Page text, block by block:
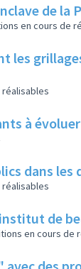
de la
en cours de
les
à
dans
de
en cours de